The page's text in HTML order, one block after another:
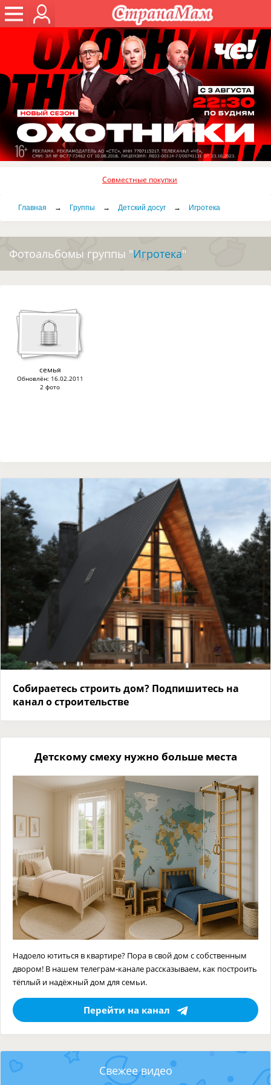
Совместные покупки
Главная → Группы → Детский досуг → Игротека
Фотоальбомы группы "Игротека"
семья
Обновлён: 16.02.2011
2 фото
Собираетесь строить дом? Подпишитесь на
канал о строительстве
Детскому смеху нужно больше места
Надоело ютиться в квартире? Пора в свой дом с собственным
двором! В нашем телеграм-канале рассказываем, как построить
тёплый и надёжный дом для семьи.
Перейти на канал
Свежее видео